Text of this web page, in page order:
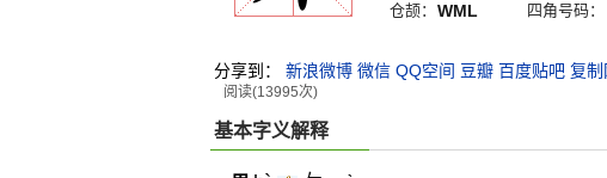
仓颉： WML 四角号码：
分享到： 新浪微博 微信 QQ空间 豆瓣 百度贴吧 复制
阅读(13995次)
基本字义解释